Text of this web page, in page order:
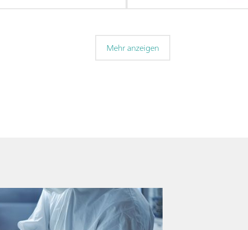
Mehr anzeigen